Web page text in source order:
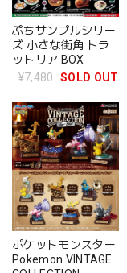
ぷちサンプルシリー
ズ 小さな街角 トラ
ットリア BOX
¥7,480
SOLD OUT
ポケットモンスター
Pokemon VINTAGE